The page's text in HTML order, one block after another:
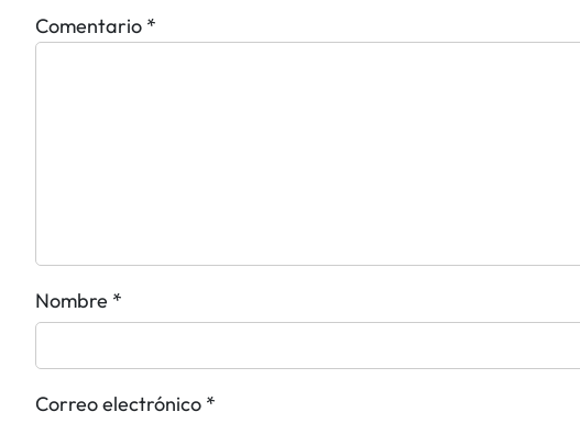
Comentario *
Nombre *
Correo electrónico *